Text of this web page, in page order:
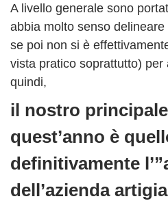
A livello generale sono
abbia molto senso
se poi non si è
vista pratico soprattutto) per
quindi,
il nostro
quest’anno è
definitivamente
dell’azienda